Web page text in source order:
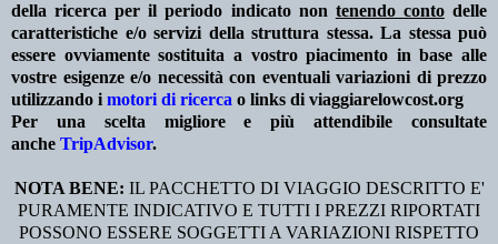
della ricerca per il periodo indicato non tenendo contodelle
caratteristiche e/o servizi della struttura stessa. La stessa può
essere ovviamente sostituita a vostro piacimento in base alle
vostre esigenze e/o necessità con eventuali variazioni di prezzo
utilizzando i motori di ricerca o links di viaggiarelowcost.org
Per una scelta migliore e più attendibile consultate
anche TripAdvisor.
NOTA BENE: IL PACCHETTO DI VIAGGIO DESCRITTO E'
PURAMENTE INDICATIVO E TUTTI I PREZZI RIPORTATI
POSSONO ESSERE SOGGETTI A VARIAZIONI RISPETTO